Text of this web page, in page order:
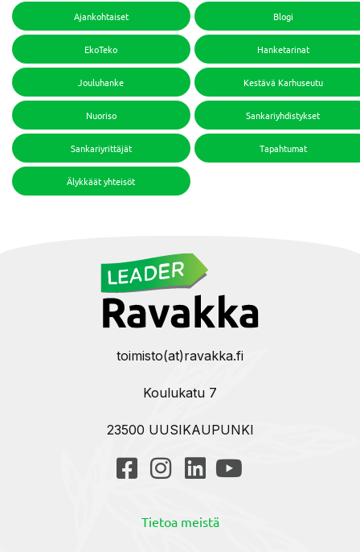
Ajankohtaiset Blogi
EkoTeko Hanketarinat
Jouluhanke Kestävä Karhuseutu
Nuoriso Sankariyhdistykset
Sankariyrittäjät Tapahtumat
Älykkäät yhteisöt
toimisto(at)ravakka.fi
Koulukatu 7
23500 UUSIKAUPUNKI
Tietoa meistä